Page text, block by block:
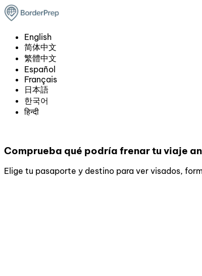
English
简体中文
繁體中文
Español
Français
日本語
한국어
हिन्दी
Comprueba qué podría frenar tu viaje
Elige tu pasaporte y destino para ver visados,